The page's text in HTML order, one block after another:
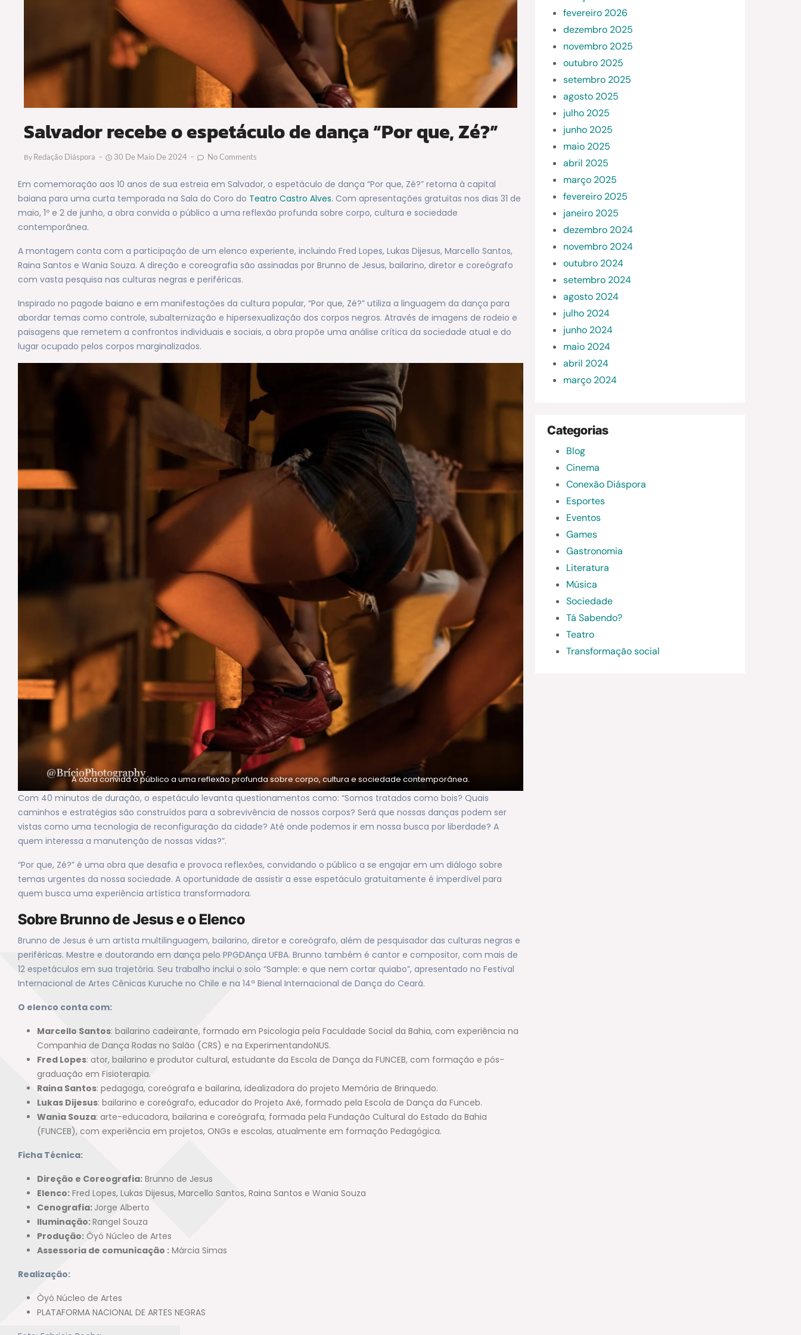
Salvador recebe o espetáculo de dança “Por que, Zé?”
By Redação Diáspora 30 De Maio De 2024 No Comments
Em comemoração aos 10 anos de sua estreia em Salvador, o espetáculo de dança “Por que, Zé?” retorna à capital
baiana para uma curta temporada na Sala do Coro do Teatro Castro Alves. Com apresentações gratuitas nos dias 31 de
maio, 1º e 2 de junho, a obra convida o público a uma reflexão profunda sobre corpo, cultura e sociedade
contemporânea.
A montagem conta com a participação de um elenco experiente, incluindo Fred Lopes, Lukas Dijesus, Marcello Santos,
Raina Santos e Wania Souza. A direção e coreografia são assinadas por Brunno de Jesus, bailarino, diretor e coreógrafo
com vasta pesquisa nas culturas negras e periféricas.
Inspirado no pagode baiano e em manifestações da cultura popular, “Por que, Zé?” utiliza a linguagem da dança para
abordar temas como controle, subalternização e hipersexualização dos corpos negros. Através de imagens de rodeio e
paisagens que remetem a confrontos individuais e sociais, a obra propõe uma análise crítica da sociedade atual e do
lugar ocupado pelos corpos marginalizados.
A obra convida o público a uma reflexão profunda sobre corpo, cultura e sociedade contemporânea.
Com 40 minutos de duração, o espetáculo levanta questionamentos como: “Somos tratados como bois? Quais
caminhos e estratégias são construídos para a sobrevivência de nossos corpos? Será que nossas danças podem ser
vistas como uma tecnologia de reconfiguração da cidade? Até onde podemos ir em nossa busca por liberdade? A
quem interessa a manutenção de nossas vidas?”.
“Por que, Zé?” é uma obra que desafia e provoca reflexões, convidando o público a se engajar em um diálogo sobre
temas urgentes da nossa sociedade. A oportunidade de assistir a esse espetáculo gratuitamente é imperdível para
quem busca uma experiência artística transformadora.
Sobre Brunno de Jesus e o Elenco
Brunno de Jesus é um artista multilinguagem, bailarino, diretor e coreógrafo, além de pesquisador das culturas negras e
periféricas. Mestre e doutorando em dança pelo PPGDAnça UFBA. Brunno também é cantor e compositor, com mais de
12 espetáculos em sua trajetória. Seu trabalho inclui o solo “Sample: e que nem cortar quiabo”, apresentado no Festival
Internacional de Artes Cênicas Kuruche no Chile e na 14ª Bienal Internacional de Dança do Ceará.
O elenco conta com:
Marcello Santos: bailarino cadeirante, formado em Psicologia pela Faculdade Social da Bahia, com experiência na
Companhia de Dança Rodas no Salão (CRS) e na ExperimentandoNUS.
Fred Lopes: ator, bailarino e produtor cultural, estudante da Escola de Dança da FUNCEB, com formação e pós-
graduação em Fisioterapia.
Raina Santos: pedagoga, coreógrafa e bailarina, idealizadora do projeto Memória de Brinquedo.
Lukas Dijesus: bailarino e coreógrafo, educador do Projeto Axé, formado pela Escola de Dança da Funceb.
Wania Souza: arte-educadora, bailarina e coreógrafa, formada pela Fundação Cultural do Estado da Bahia
(FUNCEB), com experiência em projetos, ONGs e escolas, atualmente em formação Pedagógica.
Ficha Técnica:
Direção e Coreografia: Brunno de Jesus
Elenco: Fred Lopes, Lukas Dijesus, Marcello Santos, Raina Santos e Wania Souza
Cenografia: Jorge Alberto
Iluminação:Rangel Souza
Produção: Òyó Núcleo de Artes
Assessoria de comunicação : Márcia Simas
Realização:
Òyó Núcleo de Artes
PLATAFORMA NACIONAL DE ARTES NEGRAS
fevereiro 2026
dezembro 2025
novembro 2025
outubro 2025
setembro 2025
agosto 2025
julho 2025
junho 2025
maio 2025
abril 2025
março 2025
fevereiro 2025
janeiro 2025
dezembro 2024
novembro 2024
outubro 2024
setembro 2024
agosto 2024
julho 2024
junho 2024
maio 2024
abril 2024
março 2024
Categorias
Blog
Cinema
Conexão Diáspora
Esportes
Eventos
Games
Gastronomia
Literatura
Música
Sociedade
Tá Sabendo?
Teatro
Transformação social